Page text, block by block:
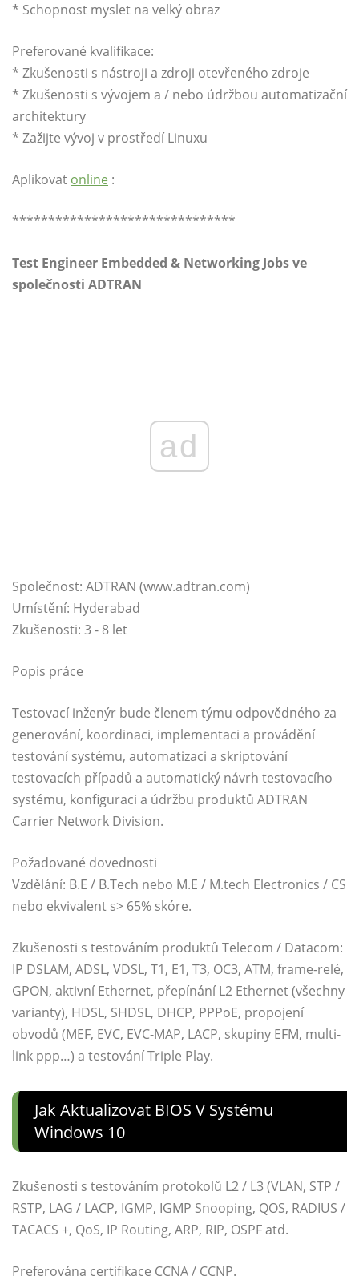
* Schopnost myslet na velký obraz
Preferované kvalifikace:
* Zkušenosti s nástroji a zdroji otevřeného zdroje
* Zkušenosti s vývojem a / nebo údržbou automatizační
architektury
* Zažijte vývoj v prostředí Linuxu
Aplikovat online :
*******************************
Test Engineer Embedded & Networking Jobs ve
společnosti ADTRAN
ad
Společnost: ADTRAN (www.adtran.com)
Umístění: Hyderabad
Zkušenosti: 3 - 8 let
Popis práce
Testovací inženýr bude členem týmu odpovědného za
generování, koordinaci, implementaci a provádění
testování systému, automatizaci a skriptování
testovacích případů a automatický návrh testovacího
systému, konfiguraci a údržbu produktů ADTRAN
Carrier Network Division.
Požadované dovednosti
Vzdělání: B.E / B.Tech nebo M.E / M.tech Electronics / CS
nebo ekvivalent s> 65% skóre.
Zkušenosti s testováním produktů Telecom / Datacom:
IP DSLAM, ADSL, VDSL, T1, E1, T3, OC3, ATM, frame-relé,
GPON, aktivní Ethernet, přepínání L2 Ethernet (všechny
varianty), HDSL, SHDSL, DHCP, PPPoE, propojení
obvodů (MEF, EVC, EVC-MAP, LACP, skupiny EFM, multi-
link ppp…) a testování Triple Play.
Jak Aktualizovat BIOS V Systému
Windows 10
Zkušenosti s testováním protokolů L2 / L3 (VLAN, STP /
RSTP, LAG / LACP, IGMP, IGMP Snooping, QOS, RADIUS /
TACACS +, QoS, IP Routing, ARP, RIP, OSPF atd.
Preferována certifikace CCNA / CCNP.